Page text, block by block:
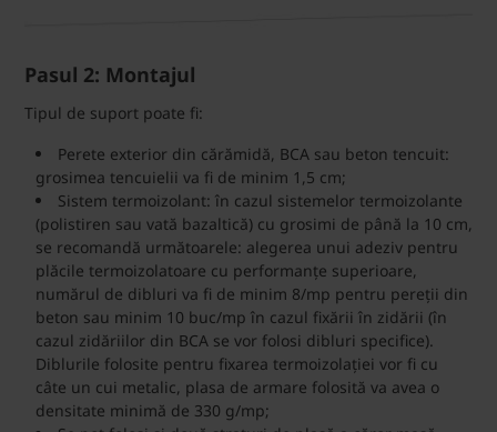
Pasul 2: Montajul
Tipul de suport poate fi:
Perete exterior din cărămidă, BCA sau beton tencuit:
grosimea tencuielii va fi de minim 1,5 cm;
Sistem termoizolant: în cazul sistemelor termoizolante
(polistiren sau vată bazaltică) cu grosimi de până la 10 cm,
se recomandă următoarele: alegerea unui adeziv pentru
plăcile termoizolatoare cu performanțe superioare,
numărul de dibluri va fi de minim 8/mp pentru pereții din
beton sau minim 10 buc/mp în cazul fixării în zidării (în
cazul zidăriilor din BCA se vor folosi dibluri specifice).
Diblurile folosite pentru fixarea termoizolației vor fi cu
câte un cui metalic, plasa de armare folosită va avea o
densitate minimă de 330 g/mp;